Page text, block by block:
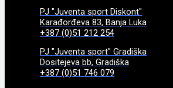
PJ "Juventa sport Diskont"
Karađorđeva 83, Banja Luka
+387 (0)51 212 254
PJ "Juventa sport" Gradiška
Dositejeva bb, Gradiška
+387 (0)51 746 079